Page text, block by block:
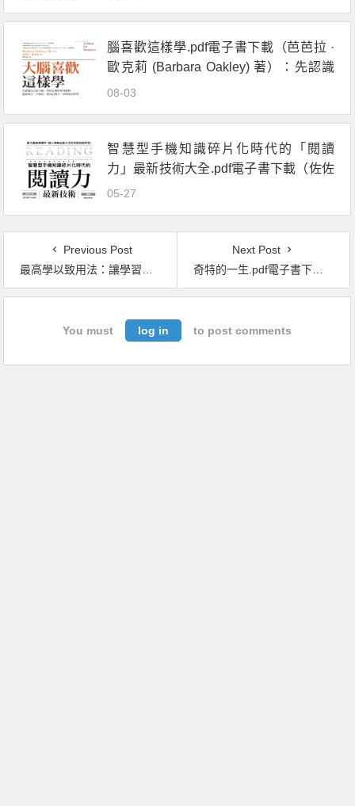
能專注、不拖延，提高記憶力，學會如
腦喜歡這樣學.pdf電子書下載（芭芭拉 ·
歐克莉 (Barbara Oakley) 著）：先認識
自己的大腦，找到正確的思考路徑，就
何學習 (二版)
08-03
智慧型手機知識碎片化時代的「閱讀
力」最新技術大全.pdf電子書下載（佐佐
木俊尚 著）
05-27
Previous Post
最高學以致用法：讓學習發揮最大成果的輸出大全.pdf電子書下載（樺澤紫苑）
Next Post
奇特的一生.pdf電子書下載（格列寧）
You must log in to post comments